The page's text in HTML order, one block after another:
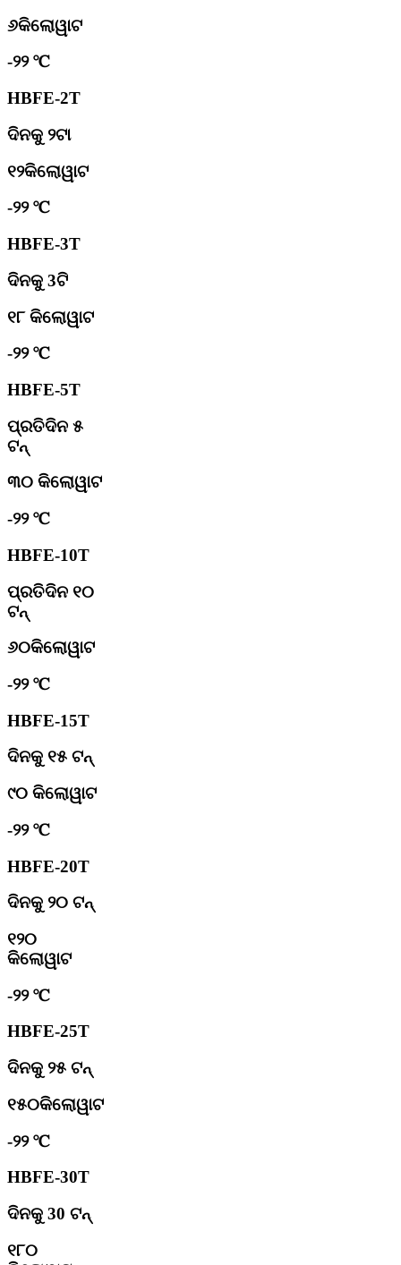
୬କିଲୋୱାଟ
-୨୨ ℃
HBFE-2T
ଦିନକୁ ୨ଟା
୧୨କିଲୋୱାଟ
-୨୨ ℃
HBFE-3T
ଦିନକୁ 3ଟି
୧୮ କିଲୋୱାଟ
-୨୨ ℃
HBFE-5T
ପ୍ରତିଦିନ ୫
ଟନ୍
୩୦ କିଲୋୱାଟ
-୨୨ ℃
HBFE-10T
ପ୍ରତିଦିନ ୧୦
ଟନ୍
୬୦କିଲୋୱାଟ
-୨୨ ℃
HBFE-15T
ଦିନକୁ ୧୫ ଟନ୍
୯୦ କିଲୋୱାଟ
-୨୨ ℃
HBFE-20T
ଦିନକୁ ୨୦ ଟନ୍
୧୨୦
କିଲୋୱାଟ
-୨୨ ℃
HBFE-25T
ଦିନକୁ ୨୫ ଟନ୍
୧୫୦କିଲୋୱାଟ
-୨୨ ℃
HBFE-30T
ଦିନକୁ 30 ଟନ୍
୧୮୦